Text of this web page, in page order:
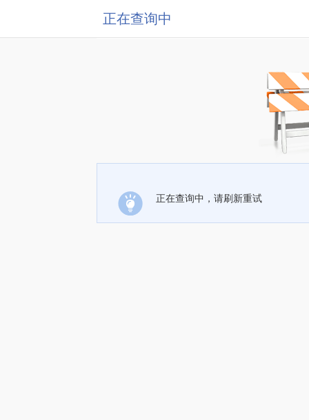
正在查询中
正在查询中，请刷新重试